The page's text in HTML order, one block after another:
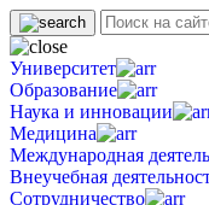
Университет
Образование
Наука и инновации
Медицина
Международная
Внеучебная
Сотрудничество